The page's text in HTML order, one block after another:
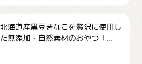
北海道産黒豆きなこを贅沢に使用し
た無添加・自然素材のおやつ「...